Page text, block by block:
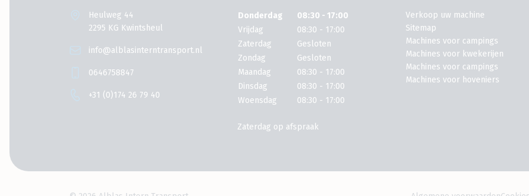
Heulweg 44
2295 KG Kwintsheul
info@alblasinterntransport.nl
0646758847
+31 (0)174 26 79 40
Donderdag
08:30 - 17:00
Vrijdag
08:30 - 17:00
Zaterdag
Gesloten
Zondag
Gesloten
Maandag
08:30 - 17:00
Dinsdag
08:30 - 17:00
Woensdag
08:30 - 17:00
Zaterdag op afspraak
Verkoop uw machine
Sitemap
Machines voor campings
Machines voor kwekerijen
Machines voor campings
Machines voor hoveniers